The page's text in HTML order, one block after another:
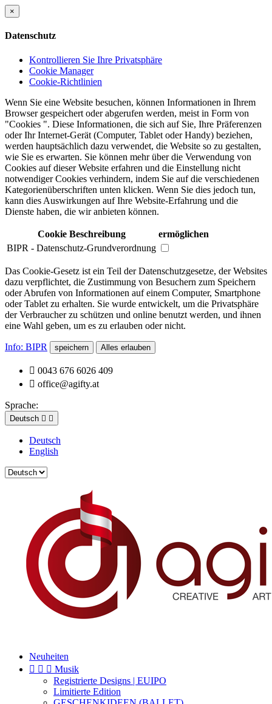
×
Datenschutz
Kontrollieren Sie Ihre Privatsphäre
Cookie Manager
Cookie-Richtlinien
Wenn Sie eine Website besuchen, können Informationen in Ihrem
Browser gespeichert oder abgerufen werden, meist in Form von
"Cookies ". Diese Informationen, die sich auf Sie, Ihre Präferenzen
oder Ihr Internet-Gerät (Computer, Tablet oder Handy) beziehen,
werden hauptsächlich dazu verwendet, die Website so zu gestalten,
wie Sie es erwarten. Sie können mehr über die Verwendung von
Cookies auf dieser Website erfahren und die Einstellung nicht
notwendiger Cookies verhindern, indem Sie auf die verschiedenen
Kategorienüberschriften unten klicken. Wenn Sie dies jedoch tun,
kann dies Auswirkungen auf Ihre Website-Erfahrung und die
Dienste haben, die wir anbieten können.
Cookie Beschreibung
ermöglichen
BIPR - Datenschutz-Grundverordnung
Das Cookie-Gesetz ist ein Teil der Datenschutzgesetze, der Websites
dazu verpflichtet, die Zustimmung von Besuchern zum Speichern
oder Abrufen von Informationen auf einem Computer, Smartphone
oder Tablet zu erhalten. Sie wurde entwickelt, um die Privatsphäre
der Verbraucher zu schützen und online benutzt werden, und ihnen
eine Wahl geben, um es zu erlauben oder nicht.
Info: BIPR speichern Alles erlauben
 0043 676 6026 409
 office@agifty.at
Sprache:
Deutsch  
Deutsch
English
Neuheiten
   Musik
Registrierte Designs | EUIPO
Limitierte Edition